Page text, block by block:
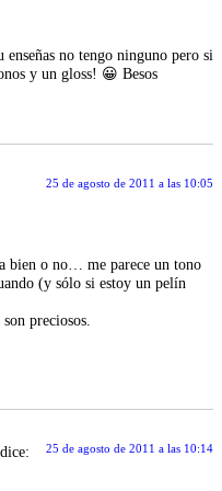
no tengo ninguno pero si
y un gloss! 😀 Besos
25 de agosto de 2011 a las 10:05
bien o no… me parece un tono
(y sólo si estoy un pelín
preciosos.
dice: 25 de agosto de 2011 a las 10:14